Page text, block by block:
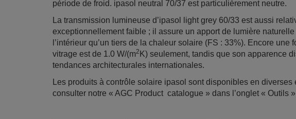
période de froid. ipasol neutral 70/37 est particulièrement neutre.
La transmission lumineuse d’ipasol light grey 60/33 est aussi
exceptionnellement faible ; il assure un apport de lumière
l’intérieur qu’un tiers de la chaleur solaire (FS : 33%). Encore
vitrage est de 1.0 W/(m2 K) seulement, tandis que son apparence
tendances architecturales internationales.
Les produits à contrôle solaire ipasol sont disponibles en
consulter notre « AGC Product catalogue » dans l’onglet « Outils